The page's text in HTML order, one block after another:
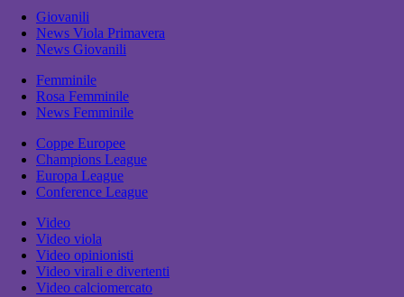
Giovanili
News Viola Primavera
News Giovanili
Femminile
Rosa Femminile
News Femminile
Coppe Europee
Champions League
Europa League
Conference League
Video
Video viola
Video opinionisti
Video virali e divertenti
Video calciomercato